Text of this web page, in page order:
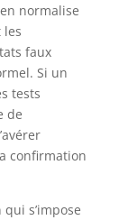
normalise
les
faux
Si un
tests
de
confirmation
s’impose